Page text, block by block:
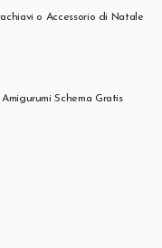
o Accessorio di Natale
Schema Gratis